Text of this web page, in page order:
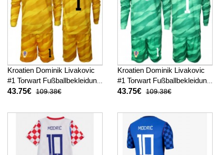
Kroatien Dominik Livakovic
#1 Torwart Fußballbekleidung
Heimtrikot Kinder WM 2026
43.75€ 109.38€
Kroatien Dominik Livakovic
#1 Torwart Fußballbekleidung
Auswärtstrikot Kinder WM
hosen)
43.75€ 109.38€